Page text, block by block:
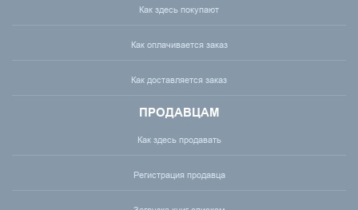
Как здесь покупают
Как оплачивается заказ
Как доставляется заказ
ПРОДАВЦАМ
Как здесь продавать
Регистрация продавца